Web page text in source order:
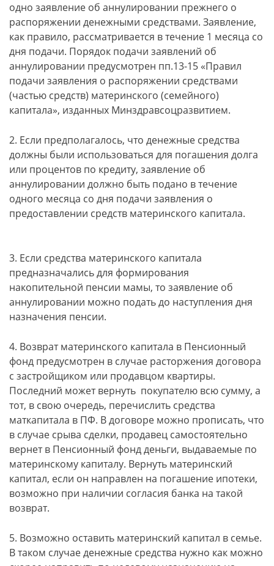
одно заявление об аннулировании прежнего о
распоряжении денежными средствами. Заявление,
как правило, рассматривается в течение 1 месяца со
дня подачи. Порядок подачи заявлений об
аннулировании предусмотрен пп.13-15 «Правил
подачи заявления о распоряжении средствами
(частью средств) материнского (семейного)
капитала», изданных Минздравсоцразвитием.
2. Если предполагалось, что денежные средства
должны были использоваться для погашения долга
или процентов по кредиту, заявление об
аннулировании должно быть подано в течение
одного месяца со дня подачи заявления о
предоставлении средств материнского капитала.
3. Если средства материнского капитала
предназначались для формирования
накопительной пенсии мамы, то заявление об
аннулировании можно подать до наступления дня
назначения пенсии.
4. Возврат материнского капитала в Пенсионный
фонд предусмотрен в случае расторжения договора
с застройщиком или продавцом квартиры.
Последний может вернуть покупателю всю сумму, а
тот, в свою очередь, перечислить средства
маткапитала в ПФ. В договоре можно прописать, что
в случае срыва сделки, продавец самостоятельно
вернет в Пенсионный фонд деньги, выдаваемые по
материнскому капиталу. Вернуть материнский
капитал, если он направлен на погашение ипотеки,
возможно при наличии согласия банка на такой
возврат.
5. Возможно оставить материнский капитал в семье.
В таком случае денежные средства нужно как можно